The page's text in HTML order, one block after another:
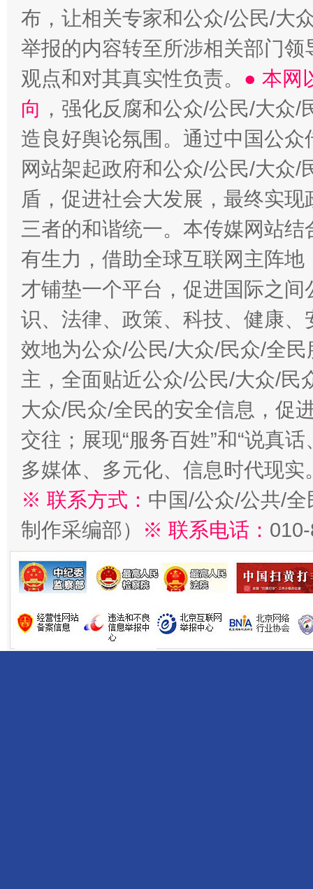
布，让相关专家和公众/公民/大
举报的内容转至所涉相关部门
观点和对其真实性负责。 ● 本网
向 ，强化反腐和公众/公民/大众
造良好舆论氛围。通过中国公
网站架起政府和公众/公民/大众
盾，促进社会大发展，最终实
三者的和谐统一。本传媒网站
有生力，借助全球互联网主阵
才铺垫一个平台，促进国际之
识、法律、政策、科技、健康
效地为公众/公民/大众/民众/全
主，全面贴近公众/公民/大众/民
大众/民众/全民的安全信息，促
交往；展现“服务百姓”和“说真
多媒体、多元化、信息时代现实
※ 联系方式： 中国/公众/公共/
制作采编部）
※ 联系电话：